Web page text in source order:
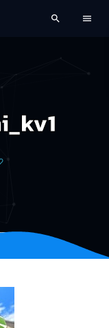
search menu